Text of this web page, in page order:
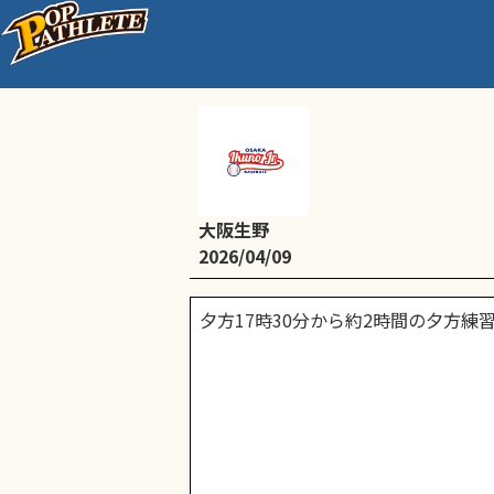
大阪生野
2026/04/09
夕方17時30分から約2時間の夕方練